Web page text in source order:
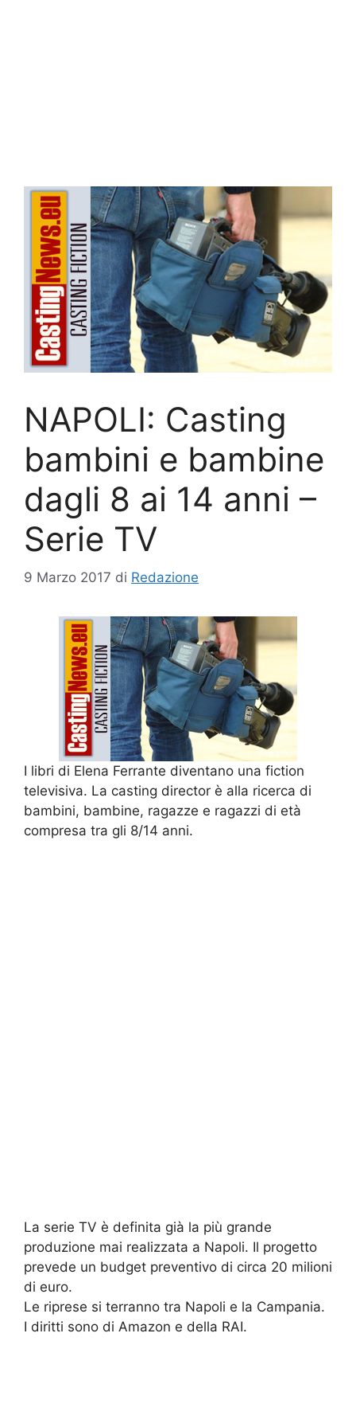
NAPOLI: Casting
bambini e bambine
dagli 8 ai 14 anni –
Serie TV
9 Marzo 2017 di Redazione
I libri di Elena Ferrante diventano una fiction
televisiva. La casting director è alla ricerca di
bambini, bambine, ragazze e ragazzi di età
compresa tra gli 8/14 anni.
La serie TV è definita già la più grande
produzione mai realizzata a Napoli. Il progetto
prevede un budget preventivo di circa 20 milioni
di euro.
Le riprese si terranno tra Napoli e la Campania.
I diritti sono di Amazon e della RAI.